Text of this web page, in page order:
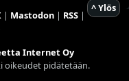
^ Ylös
| Mastodon| RSS|
Internet Oy
oikeudet pidätetään.